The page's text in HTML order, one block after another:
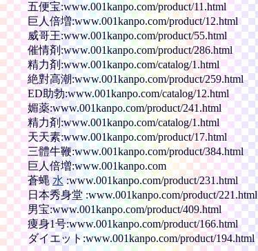
五便宝:www.001kanpo.com/product/11.html
巨人倍増:www.001kanpo.com/product/12.html
威哥王:www.001kanpo.com/product/55.html
催情剤:www.001kanpo.com/product/286.html
精力剤:www.001kanpo.com/catalog/1.html
絶對高潮:www.001kanpo.com/product/259.html
ED助勃:www.001kanpo.com/catalog/12.html
媚薬:www.001kanpo.com/product/241.html
精力剤:www.001kanpo.com/catalog/1.html
天天素:www.001kanpo.com/product/17.html
三體牛鞭:www.001kanpo.com/product/384.html
巨人倍増:www.001kanpo.com
蒼蝿水:www.001kanpo.com/product/231.html
日本秀身堂 :www.001kanpo.com/product/221.html
男宝:www.001kanpo.com/product/409.html
痩身1号:www.001kanpo.com/product/166.html
ダイエット:www.001kanpo.com/product/194.html